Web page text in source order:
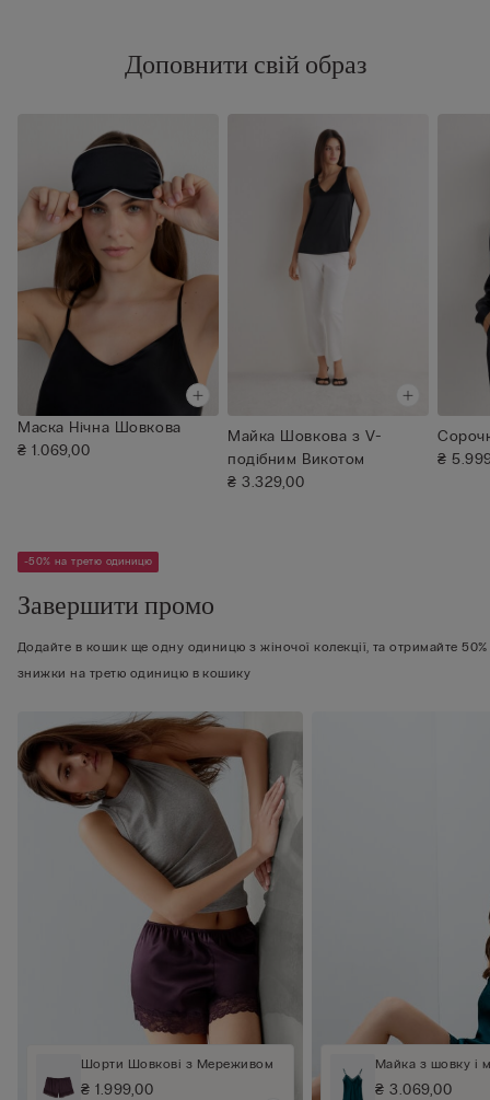
Доповнити свій образ
Маска Нічна Шовкова
₴ 1.069,00
Майка Шовкова з V-
подібним Викотом
₴ 3.329,00
₴
-50% на третю одиницю
Завершити промо
Додайте в кошик ще одну одиницю з жіночої колекції, та отримайте 50%
знижки на третю одиницю в кошику
Шорти Шовкові з Мереживом
₴ 1.999,00
Майка з шовку і
₴ 3.069,00